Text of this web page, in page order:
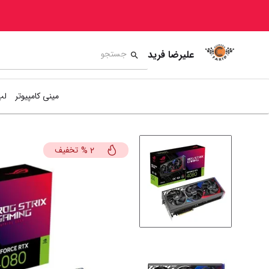
علیرضا فرید
مینی کامپیوتر
2
% تخفیف